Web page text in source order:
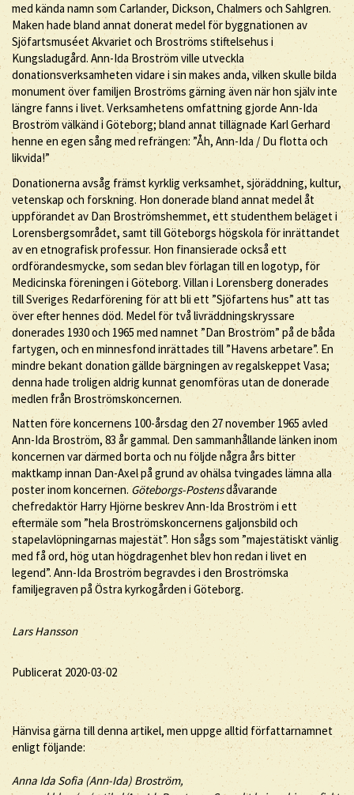
med kända namn som Carlander, Dickson, Chalmers och Sahlgren.
Maken hade bland annat donerat medel för byggnationen av
Sjöfartsmuséet Akvariet och Broströms stiftelsehus i
Kungsladugård. Ann-Ida Broström ville utveckla
donationsverksamheten vidare i sin makes anda, vilken skulle bilda
monument över familjen Broströms gärning även när hon själv inte
längre fanns i livet. Verksamhetens omfattning gjorde Ann-Ida
Broström välkänd i Göteborg; bland annat tillägnade Karl Gerhard
henne en egen sång med refrängen: ”Åh, Ann-Ida / Du flotta och
likvida!”
Donationerna avsåg främst kyrklig verksamhet, sjöräddning, kultur,
vetenskap och forskning. Hon donerade bland annat medel åt
uppförandet av Dan Broströmshemmet, ett studenthem beläget i
Lorensbergsområdet, samt till Göteborgs högskola för inrättandet
av en etnografisk professur. Hon finansierade också ett
ordförandesmycke, som sedan blev förlagan till en logotyp, för
Medicinska föreningen i Göteborg. Villan i Lorensberg donerades
till Sveriges Redarförening för att bli ett ”Sjöfartens hus” att tas
över efter hennes död. Medel för två livräddningskryssare
donerades 1930 och 1965 med namnet ”Dan Broström” på de båda
fartygen, och en minnesfond inrättades till ”Havens arbetare”. En
mindre bekant donation gällde bärgningen av regalskeppet Vasa;
denna hade troligen aldrig kunnat genomföras utan de donerade
medlen från Broströmskoncernen.
Natten före koncernens 100-årsdag den 27 november 1965 avled
Ann-Ida Broström, 83 år gammal. Den sammanhållande länken inom
koncernen var därmed borta och nu följde några års bitter
maktkamp innan Dan-Axel på grund av ohälsa tvingades lämna alla
poster inom koncernen.Göteborgs-Postensdåvarande
chefredaktör Harry Hjörne beskrev Ann-Ida Broström i ett
eftermäle som ”hela Broströmskoncernens galjonsbild och
stapelavlöpningarnas majestät”. Hon sågs som ”majestätiskt vänlig
med få ord, hög utan högdragenhet blev hon redan i livet en
legend”. Ann-Ida Broström begravdes i den Broströmska
familjegraven på Östra kyrkogården i Göteborg.
Lars Hansson
Publicerat 2020-03-02
Hänvisa gärna till denna artikel, men uppge alltid författarnamnet
enligt följande:
Anna Ida Sofia (Ann-Ida) Broström,